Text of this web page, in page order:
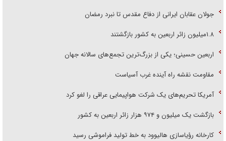
جولان عقابان ایرانی از دفاع مقدس تا نبرد رمضان
۱.۸میلیون زائر اربعین به کشور بازگشتند
اربعین حسینی؛ یکی از بزرگ‌ترین تجمع‌های سالانه جهان
مقاومت نقشه راه آینده غرب آسیاست
آمریکا تحریم‌های یک شرکت هواپیمایی عراقی را لغو کرد
بازگشت یک میلیون و ۹۷۴ هزار زائر اربعین به کشور
کارخانه رؤیاسازی هالیوود به خط تولید فراموشی رسید